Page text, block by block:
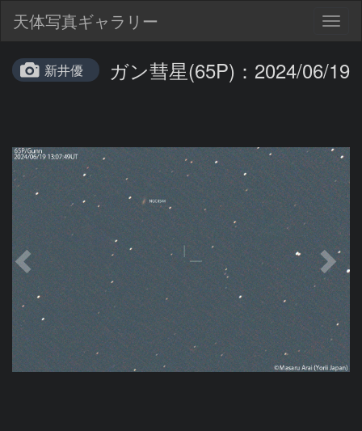
天体写真ギャラリー
新井優 ガン彗星(65P)：2024/06/19